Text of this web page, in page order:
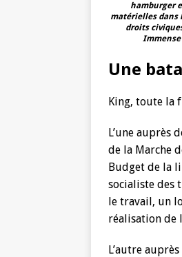
hamburger
matérielles dans
droits
Immense
Une
King, toute la
L’une auprès
de la Marche
Budget de la
socialiste des
le travail, un
réalisation de
L’autre